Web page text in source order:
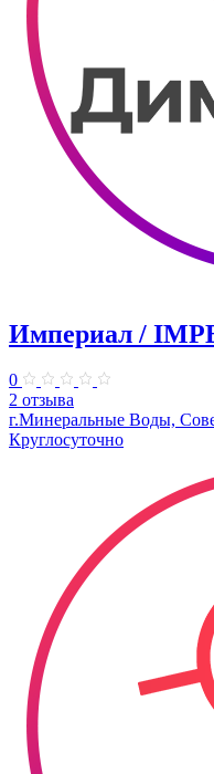
Империал /
0
2 отзыва
г.Минеральные Воды,
Круглосуточно